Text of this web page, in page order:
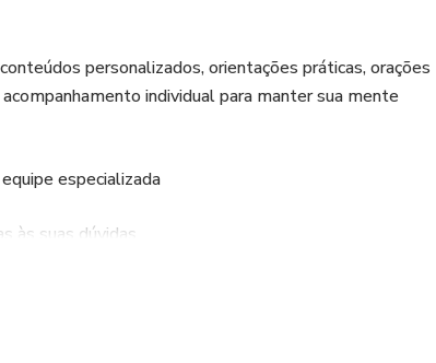
personalizados, orientações práticas, orações
individual para manter sua mente
especializada
às suas dúvidas